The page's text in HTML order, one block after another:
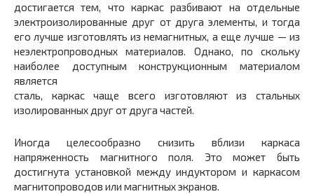
достигается тем, что каркас разбивают на отдельные
электроизолированные друг от друга элементы, и тогда
его лучше изготовлять из немагнитных, а еще лучше — из
неэлектропроводных материалов. Однако, по скольку
наиболее доступным конструкционным материалом
является
сталь, каркас чаще всего изготовляют из стальных
изолированных друг от друга частей.
Иногда целесообразно снизить вблизи каркаса
напряженность магнитного поля. Это может быть
достигнута установкой между индуктором и каркасом
магнитопроводов или магнитных экранов.